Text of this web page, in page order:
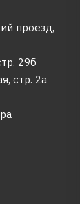
проезд,
29б
стр. 2а